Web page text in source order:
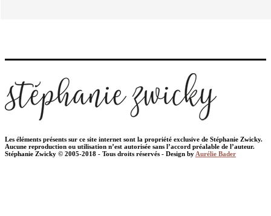
Les éléments présents sur ce site internet sont la propriété exclusive de Stéphanie Zwicky.
Aucune reproduction ou utilisation n’est autorisée sans l’accord préalable de l’auteur.
Stéphanie Zwicky © 2005-2018 - Tous droits réservés - Design by Aurélie Bader